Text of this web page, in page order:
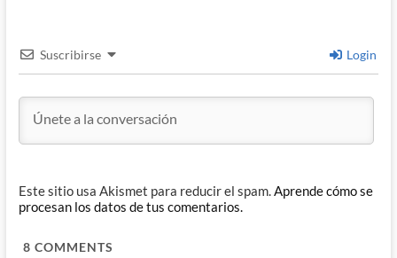
Suscribirse Login
Este sitio usa Akismet para reducir el spam.Aprende cómo se
procesan los datos de tus comentarios.
8 COMMENTS